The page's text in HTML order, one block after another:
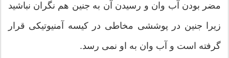
مضر بودن آب وان و رسیدن آن به جنین هم نگران نباشید
زیرا جنین در پوششی مخاطی در کیسه آمنیوتیکی قرار
گرفته است و آب وان به او نمی رسد.